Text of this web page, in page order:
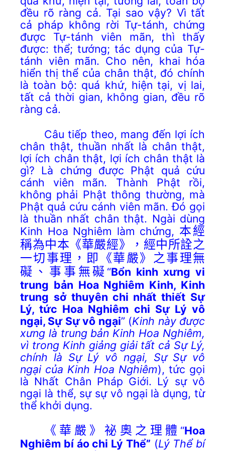
đều rõ ràng cả. Tại sao vậy? Vì tất
cả pháp không rời Tự-tánh, chứng
được Tự-tánh viên mãn, thì thấy
được: thể; tướng; tác dụng của Tự-
tánh viên mãn. Cho nên, khai hóa
hiển thị thể của chân thật, đó chính
là toàn bộ: quá khứ, hiện tại, vị lai,
tất cả thời gian, không gian, đều rõ
ràng cả.
Câu tiếp theo, mang đến lợi ích
chân thật, thuần nhất là chân thật,
lợi ích chân thật, lợi ích chân thật là
gì? Là chứng được Phật quả cứu
cánh viên mãn. Thành Phật rồi,
không phải Phật thông thường, mà
Phật quả cứu cánh viên mãn. Đó gọi
là thuần nhất chân thật. Ngài dùng
Kinh Hoa Nghiêm làm chứng, 本經
稱為中本《華嚴經》，經中所詮之
一切事理，即《華嚴》之事理無
礙、事事無礙 “Bổn kinh xưng vi
trung bản Hoa Nghiêm Kinh, Kinh
trung sở thuyên chi nhất thiết Sự
Lý, tức Hoa Nghiêm chi Sự Lý vô
ngại, Sự Sự vô ngại” (Kinh này được
xưng là trung bản Kinh Hoa Nghiêm,
vì trong Kinh giảng giải tất cả Sự Lý,
chính là Sự Lý vô ngại, Sự Sự vô
ngại của Kinh Hoa Nghiêm), tức gọi
là Nhất Chân Pháp Giới. Lý sự vô
ngại là thể, sự sự vô ngại là dụng, từ
thể khởi dụng.
《華嚴》祕奧之理體 “Hoa
Nghiêm bí áo chi Lý Thể” (Lý Thể bí